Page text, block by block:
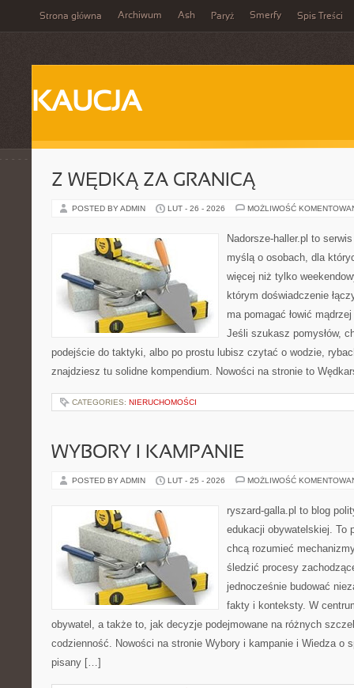
Strona główna Archiwum Ash Paryż Smerfy Spis Treści
KAUCJA
Z WĘDKĄ ZA GRANICĄ
POSTED BY ADMIN LUT - 26 - 2026 MOŻLIWOŚĆ
Nadorsze-haller.pl to
myślą o osobach, dla
więcej niż tylko
którym doświadczenie
ma pomagać łowić
Jeśli szukasz pomysłów,
podejście do taktyki, albo po prostu lubisz czytać o wodzie,
znajdziesz tu solidne kompendium. Nowości na stronie to
CATEGORIES: NIERUCHOMOŚCI
WYBORY I KAMPANIE
POSTED BY ADMIN LUT - 25 - 2026 MOŻLIWOŚĆ
ryszard-galla.pl to blog
edukacji obywatelskiej. To
chcą rozumieć
śledzić procesy
jednocześnie budować
fakty i konteksty. W
obywatel, a także to, jak decyzje podejmowane na różnych
codzienność. Nowości na stronie Wybory i kampanie i Wiedza o
pisany […]